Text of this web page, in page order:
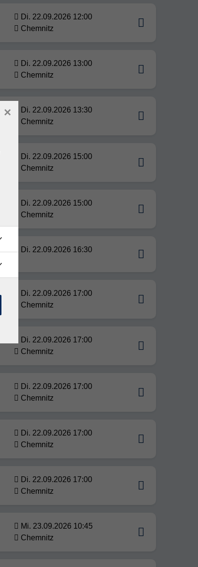
Di. 22.09.2026 12:00
Chemnitz
Di. 22.09.2026 13:00
Chemnitz
Di. 22.09.2026 13:30
Chemnitz
Di. 22.09.2026 15:00
Chemnitz
Di. 22.09.2026 15:00
Chemnitz
Di. 22.09.2026 16:30
Di. 22.09.2026 17:00
Chemnitz
Di. 22.09.2026 17:00
Chemnitz
Di. 22.09.2026 17:00
Chemnitz
Di. 22.09.2026 17:00
Chemnitz
Di. 22.09.2026 17:00
Chemnitz
Mi. 23.09.2026 10:45
Chemnitz
×